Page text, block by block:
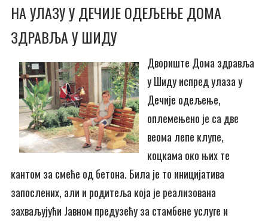
НА УЛАЗУ У ДЕЧИЈЕ ОДЕЉЕЊЕ ДОМА
ЗДРАВЉА У ШИДУ
Двориште Дома здравља
у Шиду испред улаза у
Дечије одељење,
оплемењено је са две
веома лепе клупе,
коцкама око њих те
кантом за смеће од бетона. Била је то иницијатива
запослених, али и родитеља која је реализована
захваљујући Јавном предузећу за стамбене услуге и